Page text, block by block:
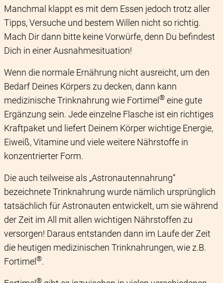
Manchmal klappt es mit dem Essen jedoch trotz aller
Tipps, Versuche und bestem Willen nicht so richtig.
Mach Dir dann bitte keine Vorwürfe, denn Du befindest
Dich in einer Ausnahmesituation!
Wenn die normale Ernährung nicht ausreicht, um den
Bedarf Deines Körpers zu decken, dann kann
medizinische Trinknahrung wie Fortimel ® eine gute
Ergänzung sein. Jede einzelne Flasche ist ein richtiges
Kraftpaket und liefert Deinem Körper wichtige Energie,
Eiweiß, Vitamine und viele weitere Nährstoffe in
konzentrierter Form.
Die auch teilweise als „Astronautennahrung“
bezeichnete Trinknahrung wurde nämlich ursprünglich
tatsächlich für Astronauten entwickelt, um sie während
der Zeit im All mit allen wichtigen Nährstoffen zu
versorgen! Daraus entstanden dann im Laufe der Zeit
die heutigen medizinischen Trinknahrungen, wie z.B.
Fortimel ®.
®